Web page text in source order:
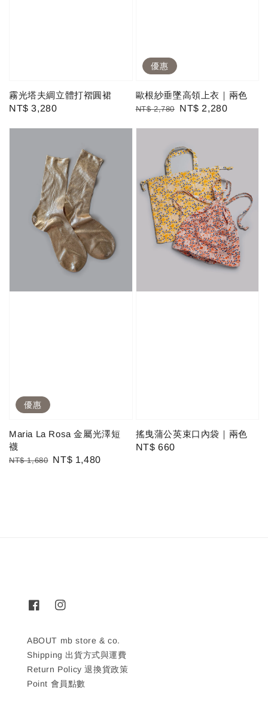
霧光塔夫綢立體打褶圓裙
Regular
NT$ 3,280
優惠
歐根紗垂墜高領上衣｜兩色
Regular
NT$ 2,780
Sale
NT$ 2,280
優惠
Maria La Rosa 金屬光澤短
襪
Regular
NT$ 1,680 Sale
NT$ 1,480
搖曳蒲公英束口內袋｜兩色
Regular
NT$ 660
ABOUT mb store & co.
Shipping 出貨方式與運費
Return Policy 退換貨政策
Point 會員點數